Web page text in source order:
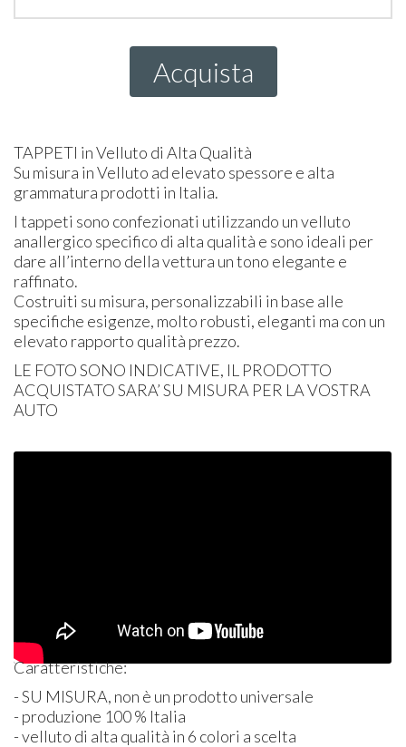
Acquista
TAPPETI in Velluto di Alta Qualità
Su misura in Velluto ad elevato spessore e alta
grammatura prodotti in Italia.
I tappeti sono confezionati utilizzando un velluto
anallergico specifico di alta qualità e sono ideali per
dare all’interno della vettura un tono elegante e
raffinato.
Costruiti su misura, personalizzabili in base alle
specifiche esigenze, molto robusti, eleganti ma con un
elevato rapporto qualità prezzo.
LE FOTOSONO INDICATIVE, IL PRODOTTO
ACQUISTATOSARA’ SU MISURA PER LAVOSTRA
AUTO
Caratteristiche:
- SU MISURA, non è un prodotto universale
- produzione 100 % Italia
- velluto di alta qualità in 6 colori a scelta